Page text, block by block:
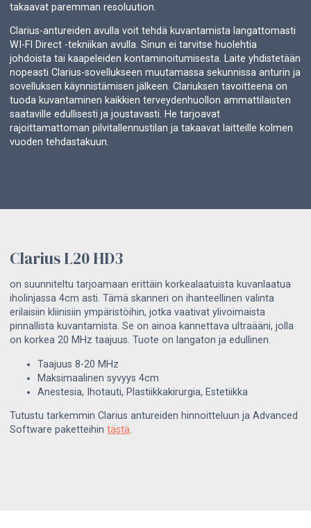
takaavat paremman resoluution.
Clarius-antureiden avulla voit tehdä kuvantamista langattomasti
WI-FI Direct -tekniikan avulla. Sinun ei tarvitse huolehtia
johdoista tai kaapeleiden kontaminoitumisesta. Laite yhdistetään
nopeasti Clarius-sovellukseen muutamassa sekunnissa anturin ja
sovelluksen käynnistämisen jälkeen. Clariuksen tavoitteena on
tuoda kuvantaminen kaikkien terveydenhuollon ammattilaisten
saataville edullisesti ja joustavasti. He tarjoavat
rajoittamattoman pilvitallennustilan ja takaavat laitteille kolmen
vuoden tehdastakuun.
Clarius L20 HD3
on suunniteltu tarjoamaan erittäin korkealaatuista kuvanlaatua
iholinjassa 4cm asti. Tämä skanneri on ihanteellinen valinta
erilaisiin kliinisiin ympäristöihin, jotka vaativat ylivoimaista
pinnallista kuvantamista. Se on ainoa kannettava ultraääni, jolla
on korkea 20 MHz taajuus. Tuote on langaton ja edullinen.
Taajuus 8-20 MHz
Maksimaalinen syvyys 4cm
Anestesia, Ihotauti, Plastiikkakirurgia, Estetiikka
Tutustu tarkemmin Clarius antureiden hinnoitteluun ja Advanced
Software paketteihintästä.